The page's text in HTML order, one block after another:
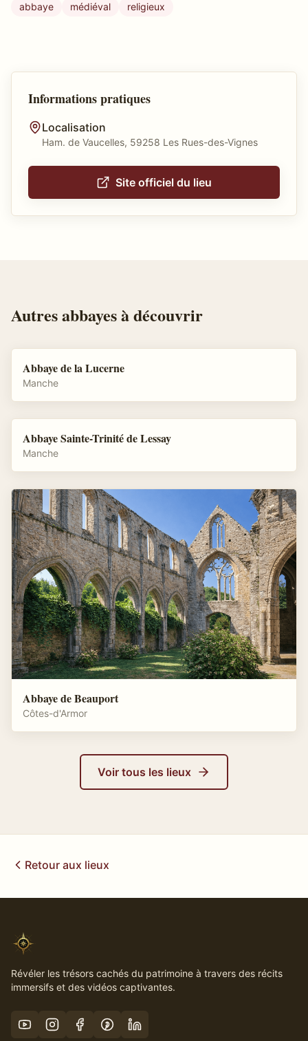
abbaye médiéval religieux
Informations pratiques
Localisation
Ham. de Vaucelles, 59258 Les Rues-des-Vignes
Site officiel du lieu
Autresabbayesà découvrir
Abbaye de la Lucerne
Manche
Abbaye Sainte-Trinité de Lessay
Manche
Abbaye de Beauport
Côtes-d'Armor
Voir tous les lieux
Retour aux lieux
Révéler les trésors cachés du patrimoine à travers des récits
immersifs et des vidéos captivantes.